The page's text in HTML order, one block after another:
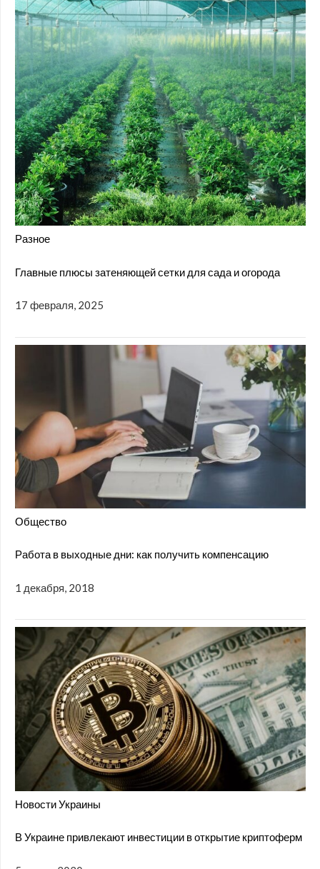
Разное
Главные плюсы затеняющей сетки для сада и огорода
17 февраля, 2025
Общество
Работа в выходные дни: как получить компенсацию
1 декабря, 2018
Новости Украины
В Украине привлекают инвестиции в открытие криптоферм